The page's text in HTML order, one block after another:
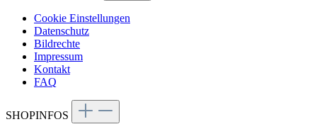
Cookie Einstellungen
Datenschutz
Bildrechte
Impressum
Kontakt
FAQ
SHOPINFOS